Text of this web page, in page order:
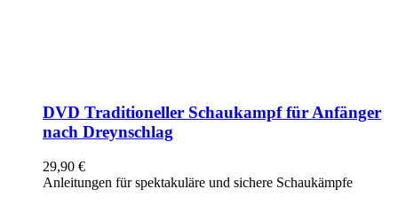
DVD Traditioneller Schaukampf für Anfänger
nach Dreynschlag
29,90 €
Anleitungen für spektakuläre und sichere Schaukämpfe